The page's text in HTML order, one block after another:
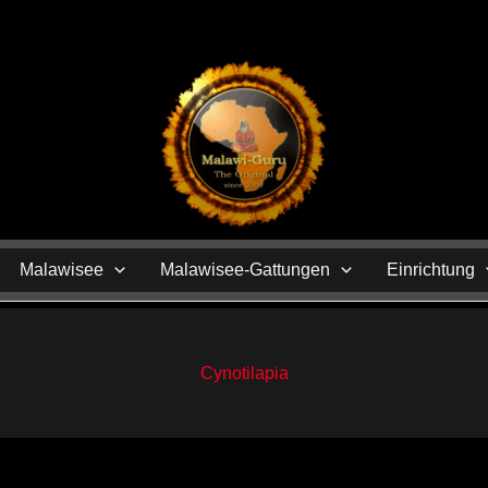
Malawisee Malawisee-Gattungen Einrichtung
Cynotilapia